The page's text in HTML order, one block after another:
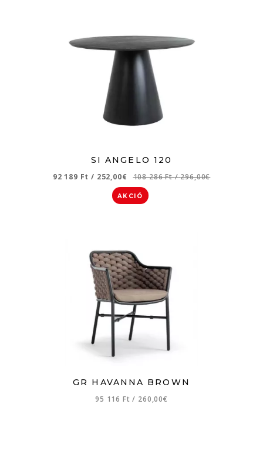
SI ANGELO 120
92 189 Ft/ 252,00€ 108 286 Ft/ 296,00€
AKCIÓ
GR HAVANNA BROWN
95 116 Ft/ 260,00€